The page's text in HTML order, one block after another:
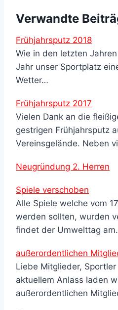
Verwandte
Frühjahrsputz 2018
Wie in den letzten
Jahr unser Sportplatz
Wetter…
Frühjahrsputz 2017
Vielen Dank an die
gestrigen Frühjahrsputz
Vereinsgelände. Neben
Neugründung 2. Herren
Spiele verschoben
Alle Spiele welche vom
werden sollten, wurden
findet der Umwelttag
außerordentlichen
Liebe Mitglieder,
aktuellem Anlass laden
außerordentlichen